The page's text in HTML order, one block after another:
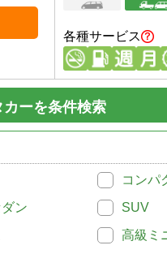
各種サービス
ーを条件検索
コンパ
ン
SUV
高級ミ